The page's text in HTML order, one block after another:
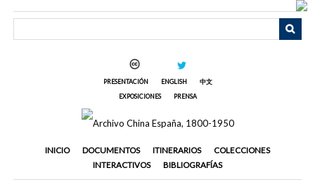
PRESENTACIÓN ENGLISH
中文
EXPOSICIONES
PRENSA
INICIO DOCUMENTOS ITINERARIOS
COLECCIONES
INTERACTIVOS
BIBLIOGRAFÍAS